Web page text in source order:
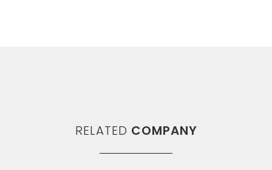
RELATED COMPANY